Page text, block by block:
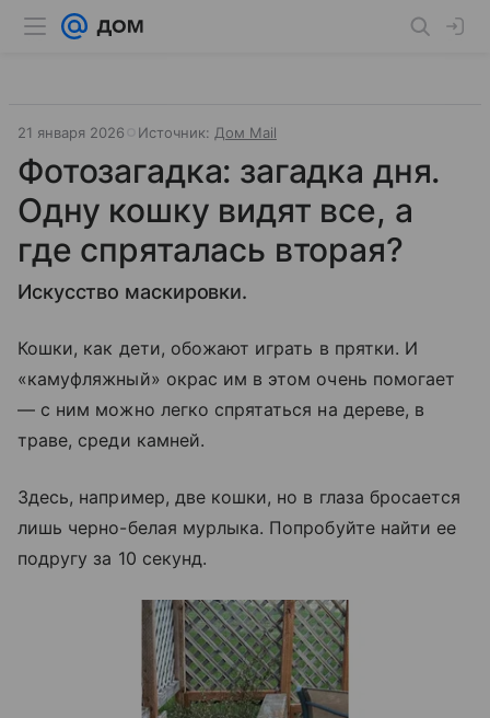
21 января 2026 Источник: Дом Mail
Фотозагадка: загадка дня.
Одну кошку видят все, а
где спряталась вторая?
Искусство маскировки.
Кошки, как дети, обожают играть в прятки. И
«камуфляжный» окрас им в этом очень помогает
— с ним можно легко спрятаться на дереве, в
траве, среди камней.
Здесь, например, две кошки, но в глаза бросается
лишь черно-белая мурлыка. Попробуйте найти ее
подругу за 10 секунд.